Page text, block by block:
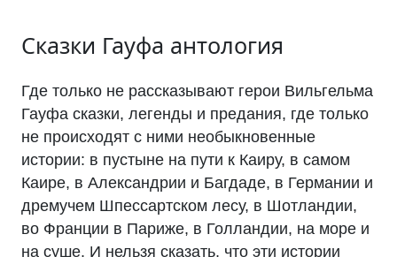
Сказки Гауфа антология
Где только не рассказывают герои Вильгельма
Гауфа сказки, легенды и предания, где только
не происходят с ними необыкновенные
истории: в пустыне на пути к Каиру, в самом
Каире, в Александрии и Багдаде, в Германии и
дремучем Шпессартском лесу, в Шотландии,
во Франции в Париже, в Голландии, на море и
на суше. И нельзя сказать, что эти истории